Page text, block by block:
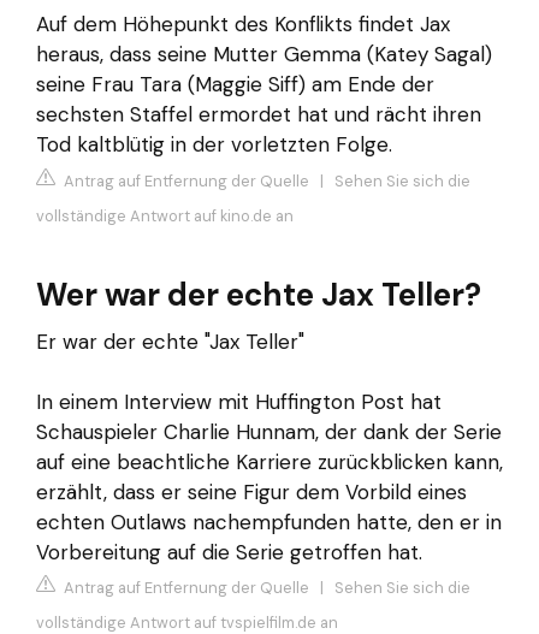
Auf dem Höhepunkt des Konflikts findet Jax
heraus, dass seine Mutter Gemma (Katey Sagal)
seine Frau Tara (Maggie Siff) am Ende der
sechsten Staffel ermordet hat und rächt ihren
Tod kaltblütig in der vorletzten Folge.
Antrag auf Entfernung der Quelle | Sehen Sie sich die
vollständige Antwort auf kino.de an
Wer war der echte Jax Teller?
Er war der echte "Jax Teller"
In einem Interview mit Huffington Post hat
Schauspieler Charlie Hunnam, der dank der Serie
auf eine beachtliche Karriere zurückblicken kann,
erzählt, dass er seine Figur dem Vorbild eines
echten Outlaws nachempfunden hatte, den er in
Vorbereitung auf die Serie getroffen hat.
Antrag auf Entfernung der Quelle | Sehen Sie sich die
vollständige Antwort auf tvspielfilm.de an